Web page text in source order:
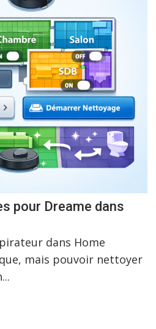
pour Dreame dans
dans Home
mais pouvoir nettoyer